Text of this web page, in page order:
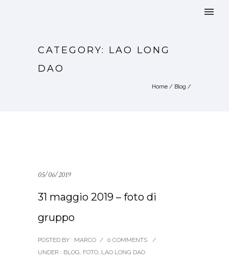
CATEGORY: LAO LONG
DAO
Home / Blog /
05/06/2019
31 maggio 2019 – foto di
gruppo
POSTED BY : MARCO / 0 COMMENTS
/
UNDER : BLOG, FOTO, LAO LONG DAO